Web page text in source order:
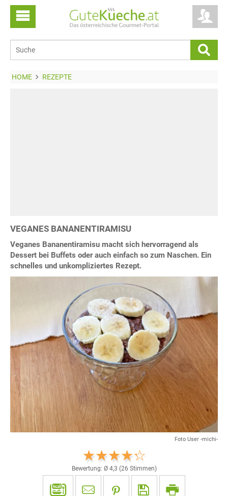
HOME REZEPTE
VEGANES BANANENTIRAMISU
Veganes Bananentiramisu macht sich hervorragend als
Dessert bei Buffets oder auch einfach so zum Naschen. Ein
schnelles und unkompliziertes Rezept.
Foto User -michi-
Bewertung: Ø 4,3 (26 Stimmen)